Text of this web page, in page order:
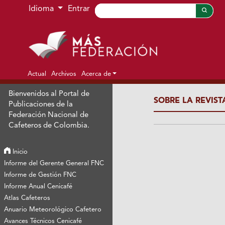
Ir al menú de navegación principal
Ir al contenido principal
Ir al pie de página del sitio
Idioma Entrar
Actual Archivos Acerca de
Bienvenidos al Portal de
Publicaciones de la
Federación Nacional de
Cafeteros de Colombia.
Inicio
Informe del Gerente General FNC
Informe de Gestión FNC
Informe Anual Cenicafé
Atlas Cafeteros
Anuario Meteorológico Cafetero
Avances Técnicos Cenicafé
SOBRE LA